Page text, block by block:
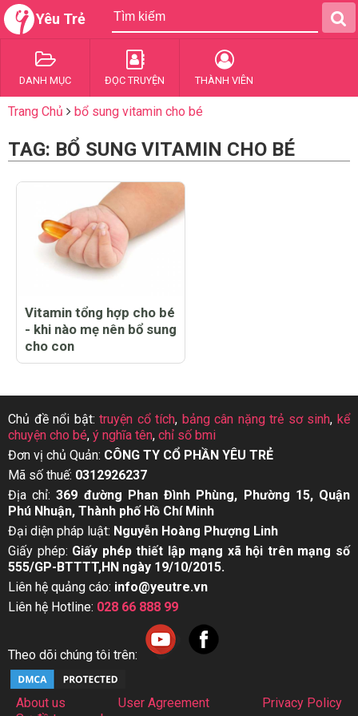
Yêu Trẻ
DANH MỤC ĐỌC TRUYỆN THÀNH VIÊN
Trang Chủ bổ sung vitamin cho bé
TAG: BỔ SUNG VITAMIN CHO BÉ
Vitamin tổng hợp cho bé
- khi nào mẹ nên bổ sung
cho con
Chủ đề nổi bật:truyện cổ tích, bảng cân nặng trẻ sơ sinh,kể
chuyện cho bé, ý nghĩa tên, chỉ số bmi
Đơn vị chủ Quản: CÔNG TY CỔ PHẦN YÊU TRẺ
Mã số thuế: 0312926237
Địa chỉ:369 đường Phan Đình Phùng, Phường 15, Quận
Phú Nhuận, Thành phố Hồ Chí Minh
Đại diện pháp luật: Nguyễn Hoàng Phượng Linh
Giấy phép: Giấy phép thiết lập mạng xã hội trên mạng số
555/GP-BTTTT,HN ngày 19/10/2015.
Liên hệ quảng cáo: info@yeutre.vn
Liên hệ Hotline: 028 66 888 99
Theo dõi chúng tôi trên:
About us User Agreement
Privacy Policy